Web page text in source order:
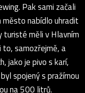
Pak sami začali
nabídlo uhradit
turisté měli v Hlavním
samozřejmě, a
jako je pivo s karí,
byl spojený s pražírnou
na 500 litrů.